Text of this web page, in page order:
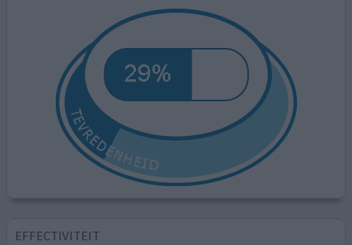
EFFECTIVITEIT